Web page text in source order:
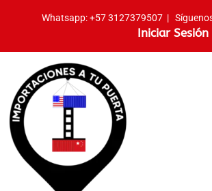
Whatsapp:+57 3127379507 |
Iniciar Sesión